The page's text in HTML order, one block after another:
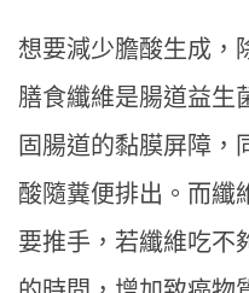
想要減少膽酸生成，
膳食纖維是腸道益生
固腸道的黏膜屏障，
酸隨糞便排出。而纖
要推手，若纖維吃不